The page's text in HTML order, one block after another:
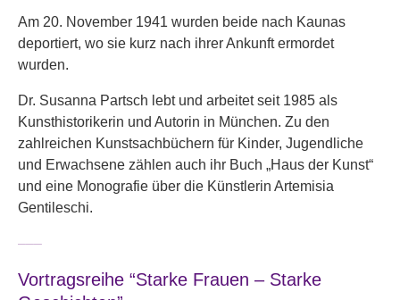
Am 20. November 1941 wurden beide nach Kaunas
deportiert, wo sie kurz nach ihrer Ankunft ermordet
wurden.
Dr. Susanna Partsch lebt und arbeitet seit 1985 als
Kunsthistorikerin und Autorin in München. Zu den
zahlreichen Kunstsachbüchern für Kinder, Jugendliche
und Erwachsene zählen auch ihr Buch „Haus der Kunst“
und eine Monografie über die Künstlerin Artemisia
Gentileschi.
–––
Vortragsreihe “Starke Frauen – Starke